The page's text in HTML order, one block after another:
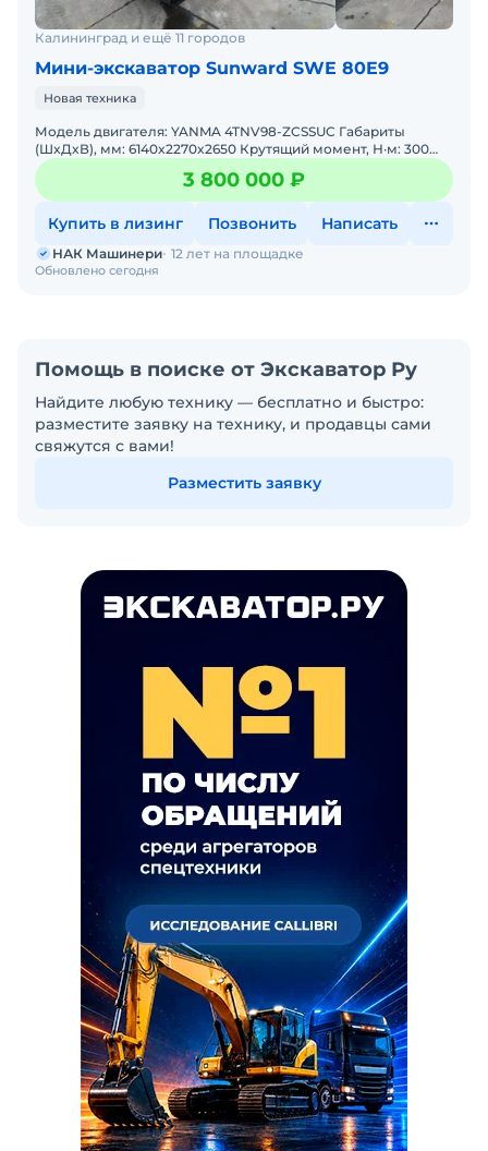
Калининград и ещё 11 городов
Мини-экскаватор Sunward SWE 80E9
Новая техника
Модель двигателя: YANMA 4TNV98-ZCSSUC Габариты
(ШxДxВ), мм: 6140x2270x2650 Крутящий момент, Н·м: 300
3 800 000 ₽
Купить в лизинг Позвонить Написать
Обновлено сегодня
НАК Машинери 12 лет на площадке
Помощь в поиске от Экскаватор Ру
Найдите любую технику — бесплатно и быстро:
разместите заявку на технику, и продавцы сами
свяжутся с вами!
Разместить заявку